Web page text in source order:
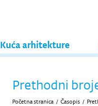
Kuća arhitekture
Prethodni
Početna stranica / Časopis /